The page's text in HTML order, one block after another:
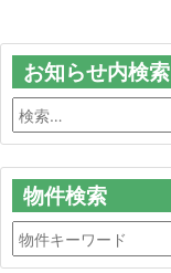
お知らせ内検索
物件検索